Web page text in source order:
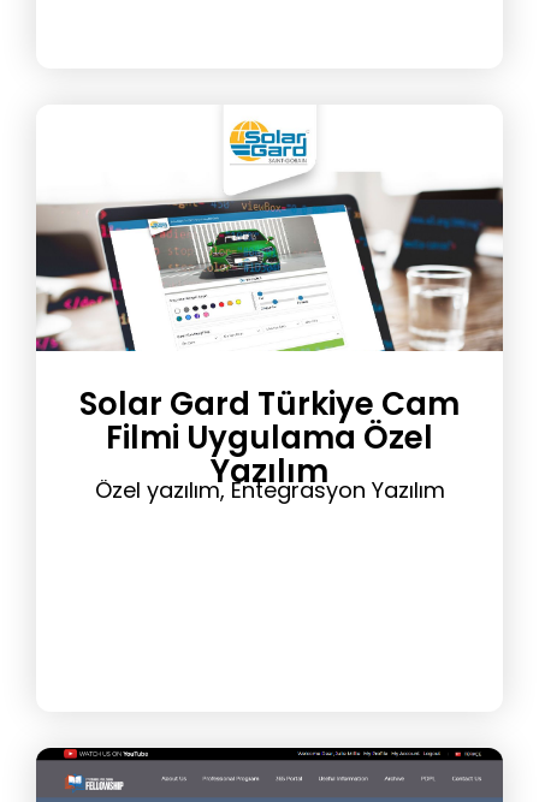
Solar Gard Türkiye Cam
Filmi Uygulama Özel
Yazılım
Özel yazılım, Entegrasyon Yazılım